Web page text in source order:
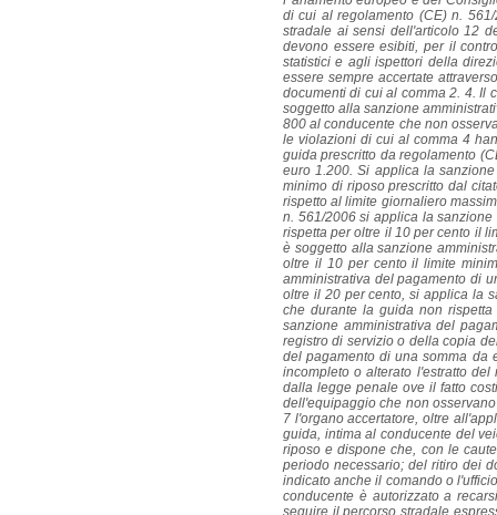
di cui al regolamento (CE) n.
stradale ai sensi dell'articolo 12
devono essere esibiti, per il
statistici e agli ispettori della
essere sempre accertate
documenti di cui al comma 2. 4. Il
soggetto alla sanzione
800 al conducente che non
le violazioni di cui al comma 4
guida prescritto da regolamento
euro 1.200. Si applica la
minimo di riposo prescritto dal
rispetto al limite giornaliero
n. 561/2006 si applica la
rispetta per oltre il 10 per cento il
è soggetto alla sanzione
oltre il 10 per cento il limite
amministrativa del pagamento di
oltre il 20 per cento, si applica la
che durante la guida non
sanzione amministrativa del
registro di servizio o della copia
del pagamento di una somma da
incompleto o alterato l'estratto
dalla legge penale ove il fatto
dell'equipaggio che non
7 l'organo accertatore, oltre
guida, intima al conducente del
riposo e dispone che, con le
periodo necessario; del ritiro dei
indicato anche il comando o
conducente è autorizzato a